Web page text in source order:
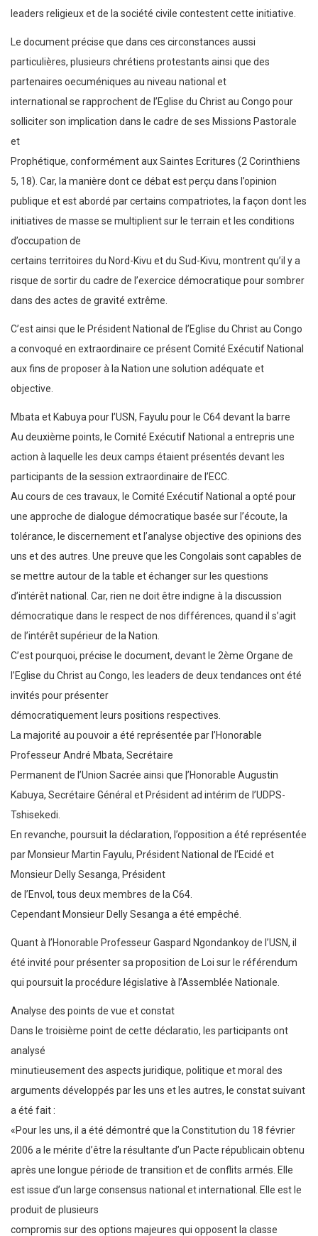
leaders religieux et de la société civile contestent cette initiative.
Le document précise que dans ces circonstances aussi
particulières, plusieurs chrétiens protestants ainsi que des
partenaires oecuméniques au niveau national et
international se rapprochent de l’Eglise du Christ au Congo pour
solliciter son implication dans le cadre de ses Missions Pastorale
et
Prophétique, conformément aux Saintes Ecritures (2 Corinthiens
5, 18). Car, la manière dont ce débat est perçu dans l’opinion
publique et est abordé par certains compatriotes, la façon dont les
initiatives de masse se multiplient sur le terrain et les conditions
d’occupation de
certains territoires du Nord-Kivu et du Sud-Kivu, montrent qu’il y a
risque de sortir du cadre de l’exercice démocratique pour sombrer
dans des actes de gravité extrême.
C’est ainsi que le Président National de l’Eglise du Christ au Congo
a convoqué en extraordinaire ce présent Comité Exécutif National
aux fins de proposer à la Nation une solution adéquate et
objective.
Mbata et Kabuya pour l’USN, Fayulu pour le C64 devant la barre
Au deuxième points, le Comité Exécutif National a entrepris une
action à laquelle les deux camps étaient présentés devant les
participants de la session extraordinaire de l’ECC.
Au cours de ces travaux, le Comité Exécutif National a opté pour
une approche de dialogue démocratique basée sur l’écoute, la
tolérance, le discernement et l’analyse objective des opinions des
uns et des autres. Une preuve que les Congolais sont capables de
se mettre autour de la table et échanger sur les questions
d’intérêt national. Car, rien ne doit être indigne à la discussion
démocratique dans le respect de nos différences, quand il s’agit
de l’intérêt supérieur de la Nation.
C’est pourquoi, précise le document, devant le 2ème Organe de
l’Eglise du Christ au Congo, les leaders de deux tendances ont été
invités pour présenter
démocratiquement leurs positions respectives.
La majorité au pouvoir a été représentée par l’Honorable
Professeur André Mbata, Secrétaire
Permanent de l’Union Sacrée ainsi que |’Honorable Augustin
Kabuya, Secrétaire Général et Président ad intérim de l’UDPS-
Tshisekedi.
En revanche, poursuit la déclaration, l’opposition a été représentée
par Monsieur Martin Fayulu, Président National de l’Ecidé et
Monsieur Delly Sesanga, Président
de l’Envol, tous deux membres de la C64.
Cependant Monsieur Delly Sesanga a été empêché.
Quant à l’Honorable Professeur Gaspard Ngondankoy de l’USN, il
été invité pour présenter sa proposition de Loi sur le référendum
qui poursuit la procédure législative à l’Assemblée Nationale.
Analyse des points de vue et constat
Dans le troisième point de cette déclaratio, les participants ont
analysé
minutieusement des aspects juridique, politique et moral des
arguments développés par les uns et les autres, le constat suivant
a été fait :
«Pour les uns, il a été démontré que la Constitution du 18 février
2006 a le mérite d’être la résultante d’un Pacte républicain obtenu
après une longue période de transition et de conflits armés. Elle
est issue d’un large consensus national et international. Elle est le
produit de plusieurs
compromis sur des options majeures qui opposent la classe